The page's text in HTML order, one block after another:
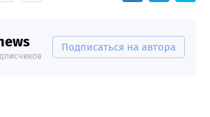
Подписаться на автора